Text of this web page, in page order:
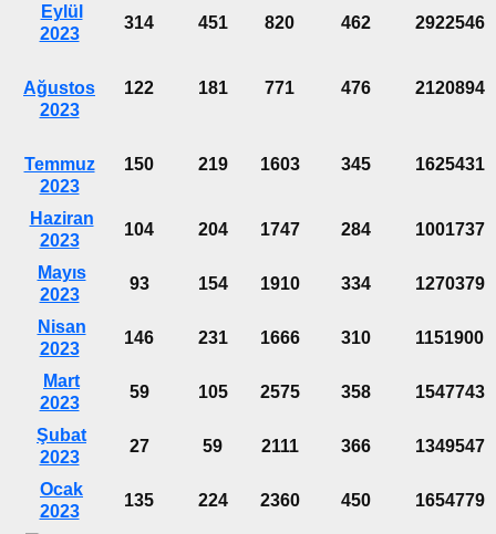
Eylül
2023
314 451 820 462 2922546
Ağustos
2023
122 181 771 476 2120894
Temmuz
2023
150 219 1603 345 1625431
Haziran
2023
104 204 1747 284 1001737
Mayıs
2023
93 154 1910 334 1270379
Nisan
2023
146 231 1666 310 1151900
Mart
2023
59 105 2575 358 1547743
Şubat
2023
27 59 2111 366 1349547
Ocak
2023
135 224 2360 450 1654779